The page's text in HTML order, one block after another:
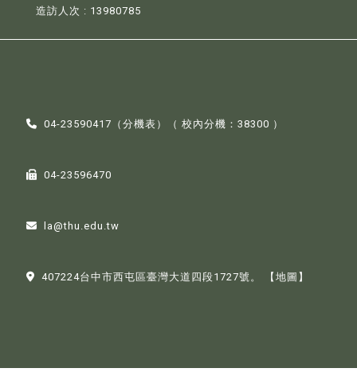
造訪人次 : 13980785
04-23590417（分機表 ）（ 校內分機：38300 ）
04-23596470
la@thu.edu.tw
407224台中市西屯區臺灣大道四段1727號。 【地圖】